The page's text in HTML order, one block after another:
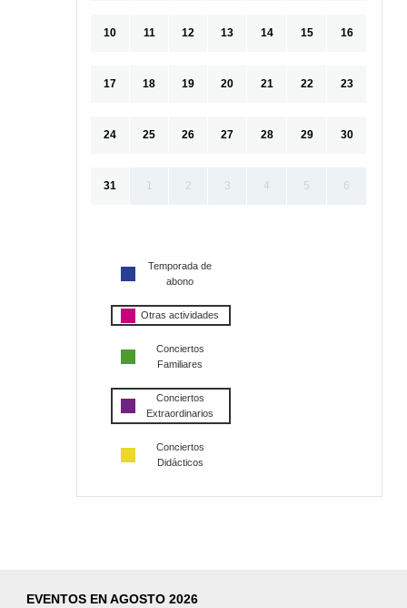
10 11 12 13 14 15 16
17 18 19 20 21 22 23
24 25 26 27 28 29 30
31 1 2 3 4 5 6
Temporada de
abono
Otras actividades
Conciertos
Familiares
Conciertos
Extraordinarios
Conciertos
Didácticos
EVENTOS EN AGOSTO 2026